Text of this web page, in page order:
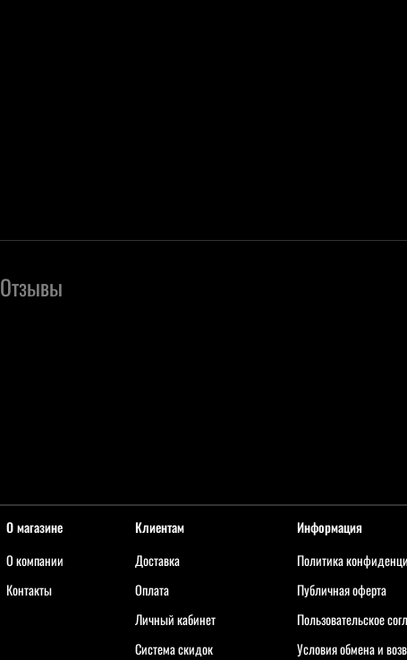
Отзывы
О магазине
О компании
Контакты
Клиентам
Доставка
Оплата
Личный кабинет
Система скидок
Информация
Политика
Публичная оферта
Пользовательское
Условия обмена и